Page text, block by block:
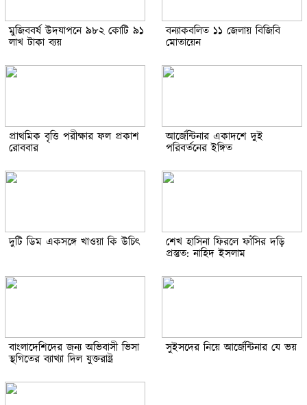
মুজিববর্ষ উদযাপনে ৯৮২ কোটি ৯১
লাখ টাকা ব্যয়
বন্যাকবলিত ১১ জেলায় বিজিবি
মোতায়েন
প্রাথমিক বৃত্তি পরীক্ষার ফল প্রকাশ
রোববার
আর্জেন্টিনার একাদশে দুই
পরিবর্তনের ইঙ্গিত
দুটি ডিম একসঙ্গে খাওয়া কি উচিৎ শেখ হাসিনা ফিরলে ফাঁসির দড়ি
প্রস্তুত: নাহিদ ইসলাম
বাংলাদেশিদের জন্য অভিবাসী ভিসা
স্থগিতের ব্যাখ্যা দিল যুক্তরাষ্ট্র
সুইসদের নিয়ে আর্জেন্টিনার যে ভয়